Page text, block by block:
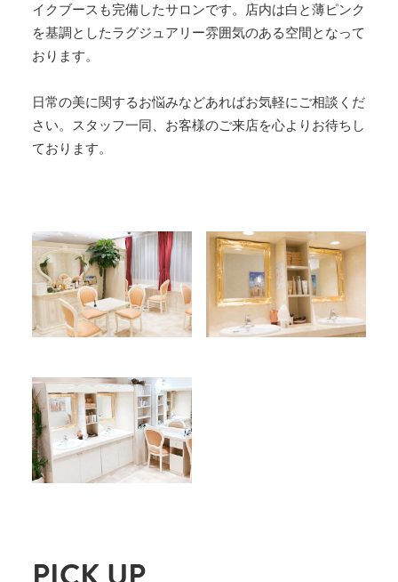
イクブースも完備したサロンです。店内は白と薄ピンク
を基調としたラグジュアリー雰囲気のある空間となって
おります。
日常の美に関するお悩みなどあればお気軽にご相談くだ
さい。スタッフ一同、お客様のご来店を心よりお待ちし
ております。